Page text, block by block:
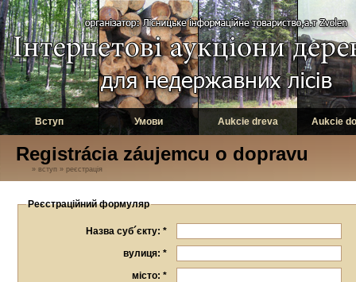
Вступ Умови Aukcie dreva Aukcie
Registrácia záujemcu o dopravu
» вступ » реєстрація
Реєстраційний формуляр
Назва суб´єкту: *
вулиця: *
місто: *